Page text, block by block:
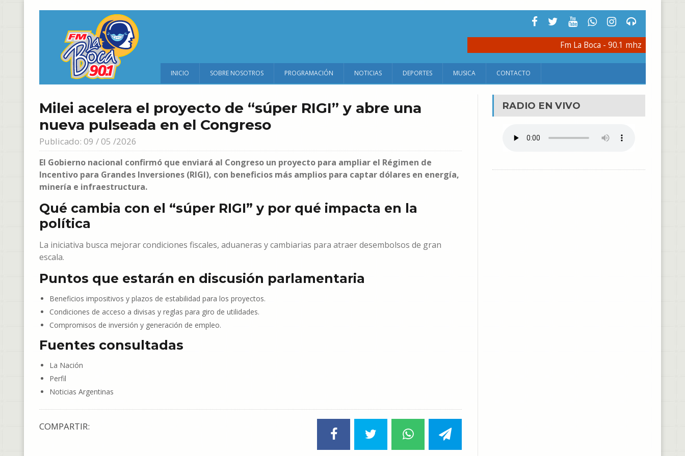
Fm La Boca - 90.1 mhz
INICIO SOBRE NOSOTROS PROGRAMACIÓN NOTICIAS DEPORTES MUSICA CONTACTO
Milei acelera el proyecto de “súper RIGI” y abre una
nueva pulseada en el Congreso
Publicado: 09 / 05 /2026
El Gobierno nacional confirmó que enviará al Congreso un proyecto para ampliar el Régimen de
Incentivo para Grandes Inversiones (RIGI), con beneficios más amplios para captar dólares en energía,
minería e infraestructura.
Qué cambia con el “súper RIGI” y por qué impacta en la
política
La iniciativa busca mejorar condiciones fiscales, aduaneras y cambiarias para atraer desembolsos de gran
escala.
Puntos que estarán en discusión parlamentaria
Beneficios impositivos y plazos de estabilidad para los proyectos.
Condiciones de acceso a divisas y reglas para giro de utilidades.
Compromisos de inversión y generación de empleo.
Fuentes consultadas
La Nación
Perfil
Noticias Argentinas
COMPARTIR:
RADIO EN VIVO